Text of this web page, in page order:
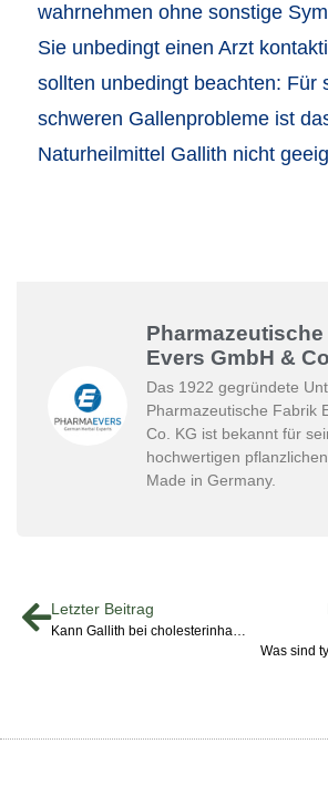
wahrnehmen ohne sonstige
Sie unbedingt einen Arzt
sollten unbedingt beachten: Für
schweren Gallenprobleme ist
Naturheilmittel Gallith nicht
Evers GmbH &
Das 1922 gegründete
Pharmazeutische Fabrik
Co. KG ist bekannt für
hochwertigen
Made in Germany.
Letzter Beitrag
Was sind